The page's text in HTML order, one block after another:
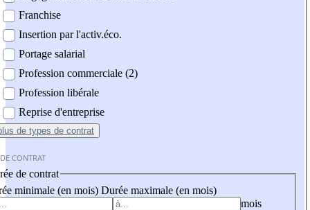
Franchise
Insertion par l'activ.éco.
Portage salarial
Profession commerciale (2)
Profession libérale
Reprise d'entreprise
de types de contrat
CONTRAT
de contrat
minimale (en mois) Durée maximale (en mois)
mois